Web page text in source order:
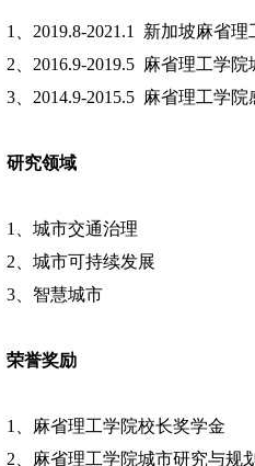
1、2019.8-2021.1 新加坡麻省
2、2016.9-2019.5 麻省理工学
3、2014.9-2015.5 麻省理工学院
研究领域
1、城市交通治理
2、城市可持续发展
3、智慧城市
荣誉奖励
1、麻省理工学院校长奖学金
2、麻省理工学院城市研究与规